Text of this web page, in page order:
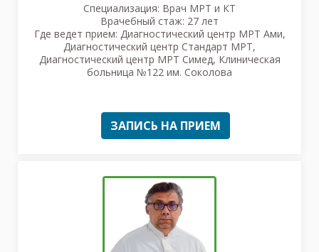
Специализация: Врач МРТ и КТ
Врачебный стаж: 27 лет
Где ведет прием: Диагностический центр МРТ Ами,
Диагностический центр Стандарт МРТ,
Диагностический центр МРТ Симед, Клиническая
больница №122 им. Соколова
ЗАПИСЬ НА ПРИЕМ